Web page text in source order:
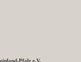
Pfalz e.V.